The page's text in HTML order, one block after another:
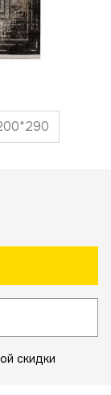
скидки